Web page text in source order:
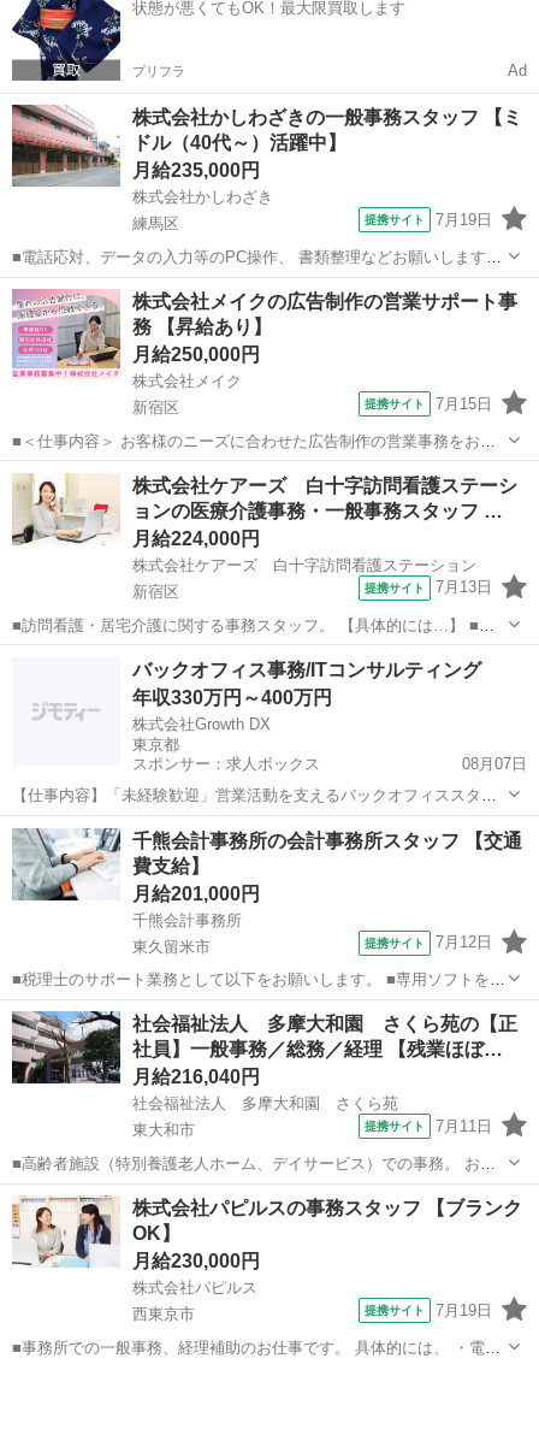
状態が悪くてもOK！最大限買取します
プリフラ Ad
株式会社かしわざきの一般事務スタッフ 【ミ
ドル（40代～）活躍中】
月給235,000円
株式会社かしわざき
練馬区
提携サイト 7月19日
■電話応対、データの入力等のPC操作、 書類整理などお願いします。
■月給235,000円～ ☆給与は経験・能力等を考慮します ■8:00～
17:00（実働8h） ★残業はほとんどなし
東京 練馬区 一般事務
株式会社メイクの広告制作の営業サポート事
務 【昇給あり】
月給250,000円
株式会社メイク
新宿区
提携サイト 7月15日
■＜仕事内容＞ お客様のニーズに合わせた広告制作の営業事務をお任
せします。 いきなり営業として働くのではなく、まずはアシスタント
業務からスタート。 「広告ってどうやって作るの？」 というところか
ら、しっかり学べる環境です。...
東京 新宿区 一般事務
株式会社ケアーズ 白十字訪問看護ステーシ
ョンの医療介護事務・一般事務スタッフ …
月給224,000円
株式会社ケアーズ 白十字訪問看護ステーション
新宿区
提携サイト 7月13日
■訪問看護・居宅介護に関する事務スタッフ。 【具体的には…】 ■電
話対応 ご利用者様やご家族、業者からの電話の取次など ■レセプト
業務 利用者様情報のデータ入力や実績のチェック・総括 ◎介護・福
祉施設向けの業務管理...
一般事務
バックオフィス事務/ITコンサルティング
年収330万円～400万円
株式会社Growth DX
東京都
スポンサー：求人ボックス
08月07日
【仕事内容】「未経験歓迎」営業活動を支えるバックオフィススタッ
フ募集! 月給27.5万 土日祝休み/年間休日125日以上/リモートあり/ネイ
ルOK 仕事内容: 未経験OKの営業事務です! 半蔵門駅から徒歩2分、土
日祝休みで年間休日...
正社員
千熊会計事務所の会計事務所スタッフ 【交通
費支給】
月給201,000円
千熊会計事務所
東久留米市
提携サイト 7月12日
■税理士のサポート業務として以下をお願いします。 ■専用ソフトを使
った仕訳の入力や申請書の作成 ■顧問先の巡回 ■月給201,000円～
300,000円（経験により） ■9:00～18:00（12:00～13:00休憩）...
東京 東久留米市 一般事務
社会福祉法人 多摩大和園 さくら苑の【正
社員】一般事務／総務／経理 【残業ほぼ…
月給216,040円
社会福祉法人 多摩大和園 さくら苑
東大和市
提携サイト 7月11日
■高齢者施設（特別養護老人ホーム、デイサービス）での事務。 お任
せするのは電話対応や受付、現金出納、備品管理など、日常的な事務
業務が中心です。 福祉業界の知識は入社後に少しずつ覚えれば大丈
夫。事 務経験が浅い方も、先輩職員が...
東京 東大和市 一般事務
株式会社パピルスの事務スタッフ 【ブランク
OK】
月給230,000円
株式会社パピルス
西東京市
提携サイト 7月19日
■事務所での一般事務、経理補助のお仕事です。 具体的には、 ・電話